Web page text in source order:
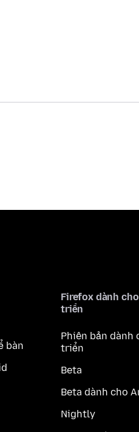
bàn
Firefox dành
triển
Phiên bản dành
triển
Beta
Beta dành cho
Nightly